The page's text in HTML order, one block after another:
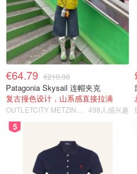
€64.79 €210.00
Patagonia Skysail 连帽夹克
复古撞色设计，山系感直接拉满
498人感兴趣
5